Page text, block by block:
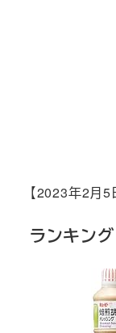
【2023年2月5
ランキング